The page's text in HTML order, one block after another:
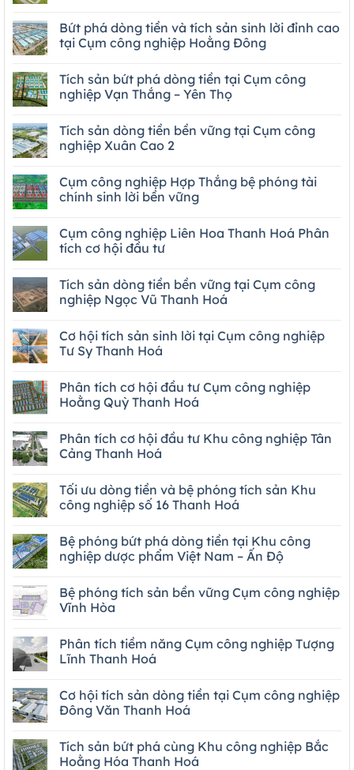
Bứt phá dòng tiền và tích sản sinh lời đỉnh cao
tại Cụm công nghiệp Hoằng Đông
Tích sản bứt phá dòng tiền tại Cụm công
nghiệp Vạn Thắng – Yên Thọ
Tích sản dòng tiền bền vững tại Cụm công
nghiệp Xuân Cao 2
Cụm công nghiệp Hợp Thắng bệ phóng tài
chính sinh lời bền vững
Cụm công nghiệp Liên Hoa Thanh Hoá Phân
tích cơ hội đầu tư
Tích sản dòng tiền bền vững tại Cụm công
nghiệp Ngọc Vũ Thanh Hoá
Cơ hội tích sản sinh lời tại Cụm công nghiệp
Tư Sy Thanh Hoá
Phân tích cơ hội đầu tư Cụm công nghiệp
Hoằng Quỳ Thanh Hoá
Phân tích cơ hội đầu tư Khu công nghiệp Tân
Cảng Thanh Hoá
Tối ưu dòng tiền và bệ phóng tích sản Khu
công nghiệp số 16 Thanh Hoá
Bệ phóng bứt phá dòng tiền tại Khu công
nghiệp dược phẩm Việt Nam – Ấn Độ
Bệ phóng tích sản bền vững Cụm công nghiệp
Vĩnh Hòa
Phân tích tiềm năng Cụm công nghiệp Tượng
Lĩnh Thanh Hoá
Cơ hội tích sản dòng tiền tại Cụm công nghiệp
Đông Văn Thanh Hoá
Tích sản bứt phá cùng Khu công nghiệp Bắc
Hoằng Hóa Thanh Hoá